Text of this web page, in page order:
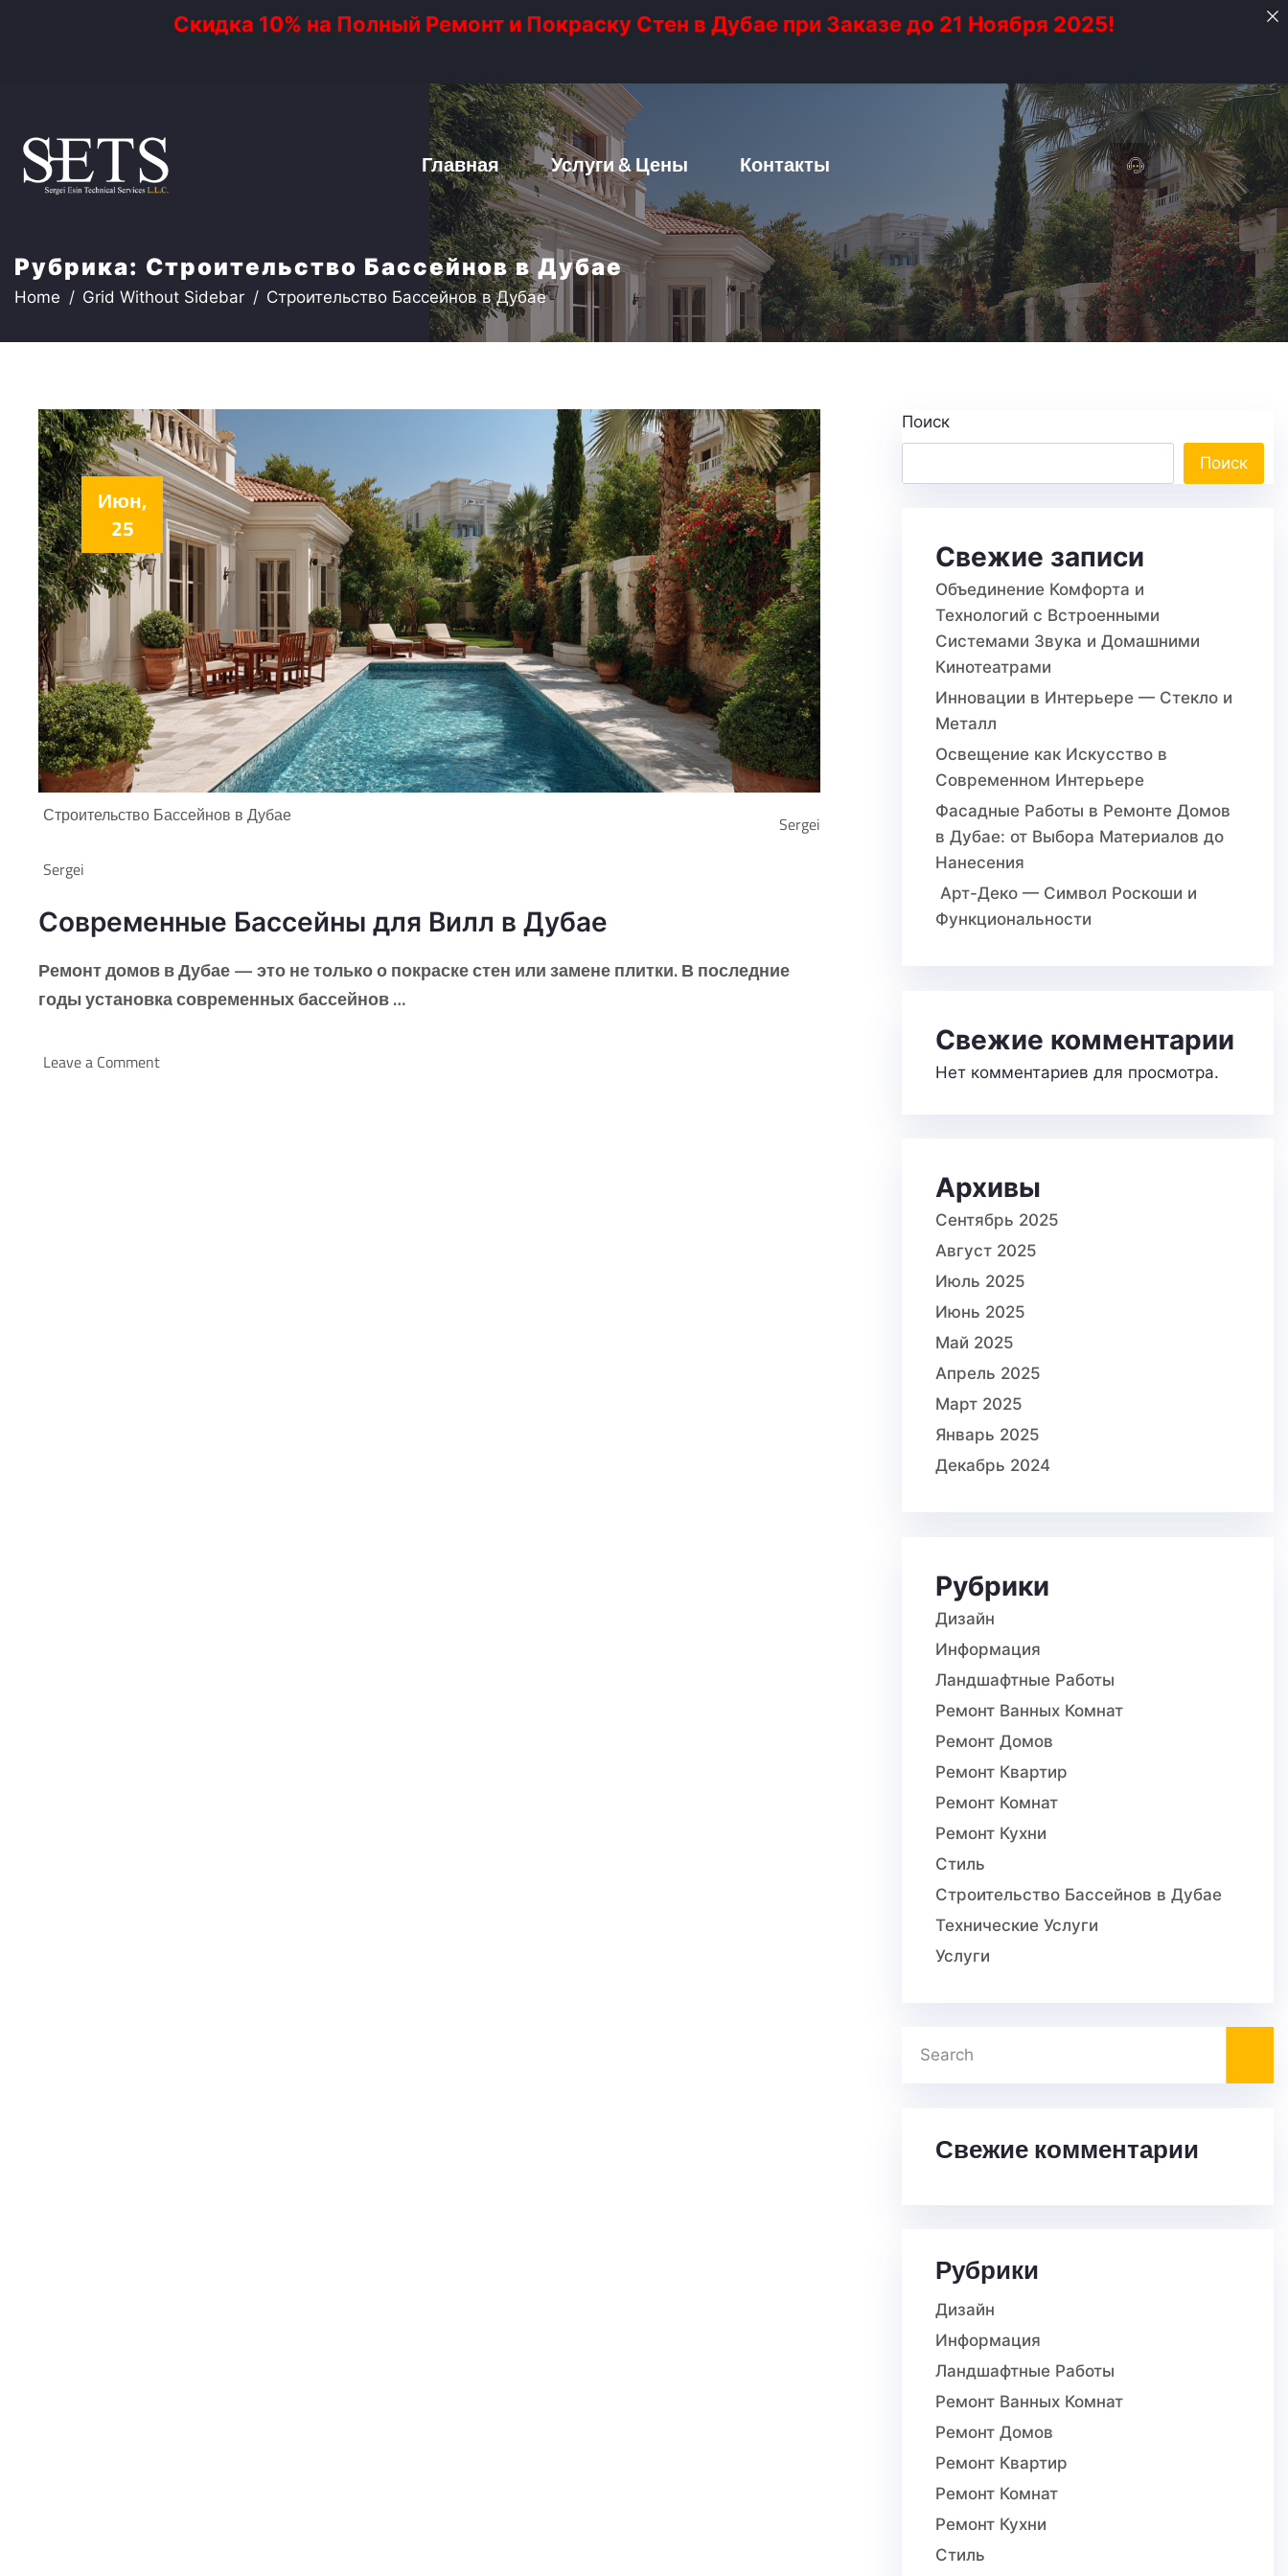
Скидка 10% на Полный Ремонт и Покраску Стен в Дубае при Заказе до 21 Ноября 2025!
Главная Услуги & Цены Контакты
Рубрика: Строительство Бассейнов в Дубае
Home Grid Without Sidebar Строительство Бассейнов в Дубае
Июн,
25
Строительство Бассейнов в Дубае
Sergei
Sergei
Современные Бассейны для Вилл в Дубае
Ремонт домов в Дубае — это не только о покраске стен или замене плитки. В последние
годы установка современных бассейнов …
Leave a Comment
Поиск
Поиск
Свежие записи
Объединение Комфорта и
Технологий с Встроенными
Системами Звука и Домашними
Кинотеатрами
Инновации в Интерьере — Стекло и
Металл
Освещение как Искусство в
Современном Интерьере
Фасадные Работы в Ремонте Домов
в Дубае: от Выбора Материалов до
Нанесения
Арт-Деко — Символ Роскоши и
Функциональности
Свежие комментарии
Нет комментариев для просмотра.
Архивы
Сентябрь 2025
Август 2025
Июль 2025
Июнь 2025
Май 2025
Апрель 2025
Март 2025
Январь 2025
Декабрь 2024
Рубрики
Дизайн
Информация
Ландшафтные Работы
Ремонт Ванных Комнат
Ремонт Домов
Ремонт Квартир
Ремонт Комнат
Ремонт Кухни
Стиль
Строительство Бассейнов в Дубае
Технические Услуги
Услуги
Свежие комментарии
Рубрики
Дизайн
Информация
Ландшафтные Работы
Ремонт Ванных Комнат
Ремонт Домов
Ремонт Квартир
Ремонт Комнат
Ремонт Кухни
Стиль